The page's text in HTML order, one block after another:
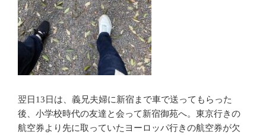
翌日13日は、義兄夫婦に新宿まで車で送ってもらった
後、小学校時代の友達と会って新宿御苑へ。東京行きの
航空券より先に取っていたヨーロッパ行きの航空券が欠